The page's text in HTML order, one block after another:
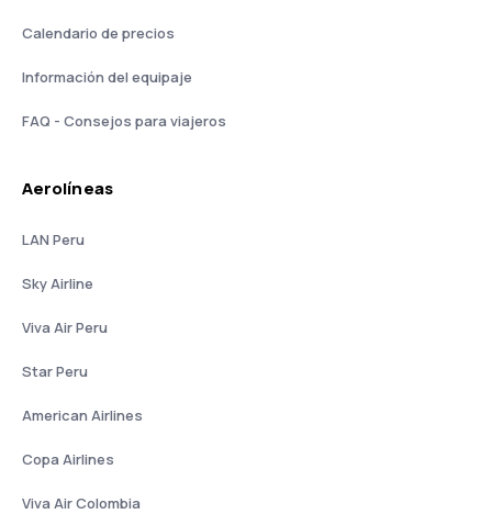
Calendario de precios
Información del equipaje
FAQ - Consejos para viajeros
Aerolíneas
LAN Peru
Sky Airline
Viva Air Peru
Star Peru
American Airlines
Copa Airlines
Viva Air Colombia